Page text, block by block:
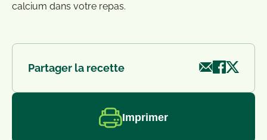
calcium dans votre repas.
Partager la recette
Imprimer